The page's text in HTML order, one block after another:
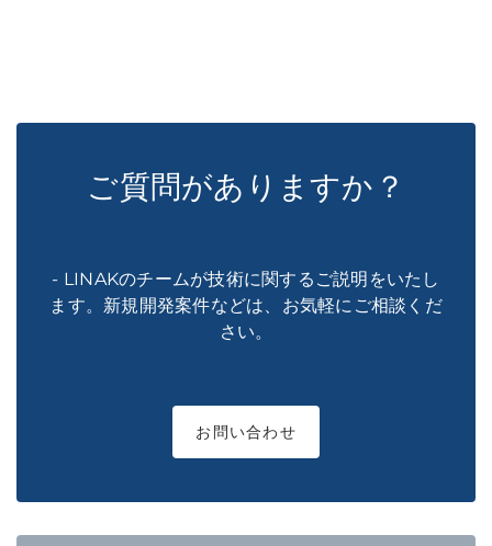
ご質問がありますか？
- LINAKのチームが技術に関するご説明をいたし
ます。新規開発案件などは、お気軽にご相談くだ
さい。
お問い合わせ